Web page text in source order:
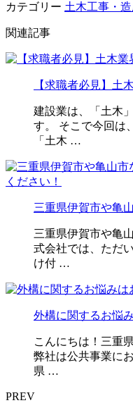
カテゴリー 土木工事・
関連記事
【求職者必見】土
建設業は、「土木
す。 そこで今回は
「土木 …
三重県伊賀市や亀
三重県伊賀市や亀
式会社では、ただ
け付 …
外構に関するお悩
こんにちは！三重
弊社は公共事業に
県 …
PREV